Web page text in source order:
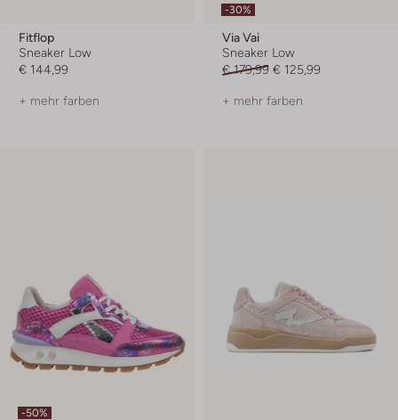
Fitflop
Sneaker Low
€ 144,99
+ mehr farben
-30%
Via Vai
Sneaker Low
€ 179,99 € 125,99
+ mehr farben
-50%